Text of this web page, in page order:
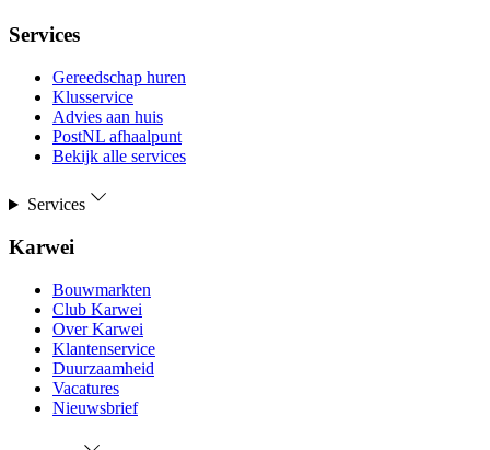
Services
Gereedschap huren
Klusservice
Advies aan huis
PostNL afhaalpunt
Bekijk alle services
Services
Karwei
Bouwmarkten
Club Karwei
Over Karwei
Klantenservice
Duurzaamheid
Vacatures
Nieuwsbrief